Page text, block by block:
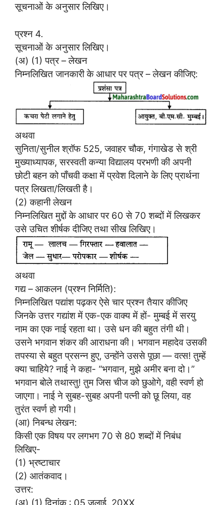
सूचनाओं के अनुसार लिखिए।
प्रश्न 4.
सूचनाओं के अनुसार लिखिए।
(अ) (1) पत्र – लेखन
निम्नलिखित जानकारी के आधार पर पत्र – लेखन कीजिए:
अथवा
सुनिता/सुनील श्रॉफ 525, जवाहर चौक, गंगाखेड से श्री
मुख्याध्यापक, सरस्वती कन्या विद्यालय परभणी की अपनी
छोटी बहन को पाँचवी कक्षा में प्रवेश दिलाने के लिए प्रार्थना
पत्र लिखता/लिखती है।
(2) कहानी लेखन
निम्नलिखित मुद्दों के आधार पर 60 से 70 शब्दों में लिखकर
उसे उचित शीर्षक दीजिए तथा सीख लिखिए।
अथवा
गद्य – आकलन (प्रश्न निर्मिति):
निम्नलिखित पद्यांश पढ़कर ऐसे चार प्रश्न तैयार कीजिए
जिनके उत्तर गद्यांश में एक-एक वाक्य में हों- मुम्बई में सरयु
नाम का एक नाई रहता था। उसे धन की बहुत तंगी थी।
उसने भगवान शंकर की आराधना की। भगवान महादेव उसकी
तपस्या से बहुत प्रसन्न हुए, उन्होंने उससे पूछा — वत्स! तुम्हें
क्या चाहिये? नाई ने कहा- “भगवान, मुझे अमीर बना दो।”
भगवान बोले तथास्तु! तुम जिस चीज को छुओगे, वही स्वर्ण हो
जाएगा। नाई ने सुबह-सुबह अपनी पत्नी को छू लिया, वह
तुरंत स्वर्ण हो गयी।
(आ) निबन्ध लेखन:
किसी एक विषय पर लगभग 70 से 80 शब्दों में निबंध
लिखिए-
(1) भ्रष्टाचार
(2) आतंकवाद।
उत्तर:
(अ) (1) दिनांक : 05 जुलाई, 20XX